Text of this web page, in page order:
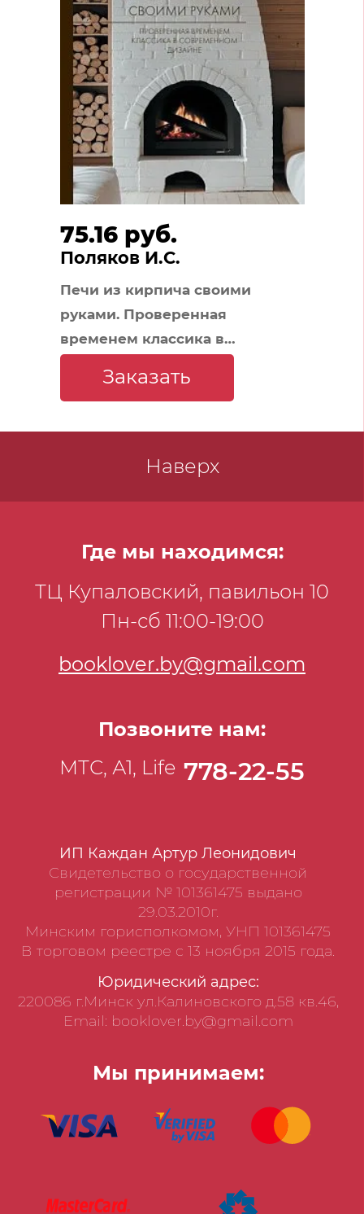
75.16 руб.
Поляков И.С.
Печи из кирпича своими
руками. Проверенная
временем классика в
Заказать
Наверх
ИП Каждан Артур Леонидович
Свидетельство о государственной
регистрации № 101361475 выдано
29.03.2010г.
Минским горисполкомом, УНП 101361475
В торговом реестре с 13 ноября 2015 года.
Юридический адрес:
220086 г.Минск ул.Калиновского д.58 кв.46,
Email: booklover.by@gmail.com
Мы принимаем:
Где мы находимся:
ТЦ Купаловский, павильон 10
Пн-сб 11:00-19:00
booklover.by@gmail.com
Позвоните нам:
МТС, А1, Life 778-22-55